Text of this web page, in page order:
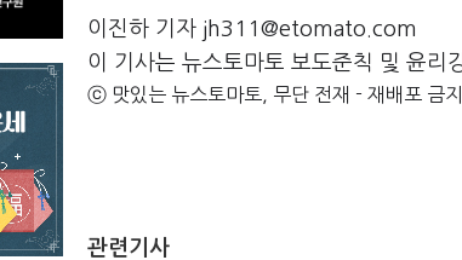
이진하 기자 jh311@etomato.com
이 기사는 뉴스토마토 보도준칙 및 윤리
ⓒ 맛있는 뉴스토마토, 무단 전재 - 재배포 금지
관련기사